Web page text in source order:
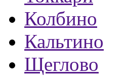
Колбино
Кальтино
Щеглово